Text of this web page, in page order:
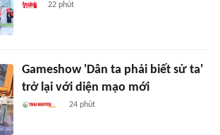
22 phút
Gameshow 'Dân ta phải biết sử ta'
trở lại với diện mạo mới
24 phút